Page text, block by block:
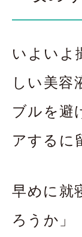
いよいよ
しい美容
ブルを避
アするに
早めに就
ろうか」